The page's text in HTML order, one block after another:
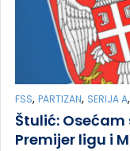
FSS, PARTIZAN, SERIJA A,
Štulić:
Premijer ligu i